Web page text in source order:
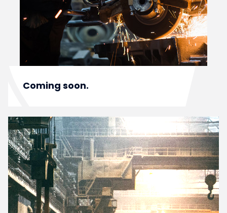
Coming soon.